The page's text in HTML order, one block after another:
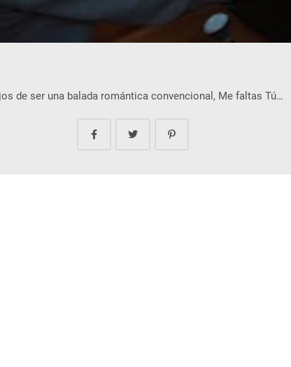
de ser una balada romántica convencional, Me faltas Tú…